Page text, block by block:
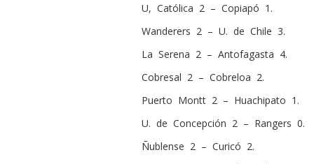
U, Católica 2 – Copiapó 1.
Wanderers 2 – U. de Chile 3.
La Serena 2 – Antofagasta 4.
Cobresal 2 – Cobreloa 2.
Puerto Montt 2 – Huachipato 1.
U. de Concepción 2 – Rangers 0.
Ñublense 2 – Curicó 2.